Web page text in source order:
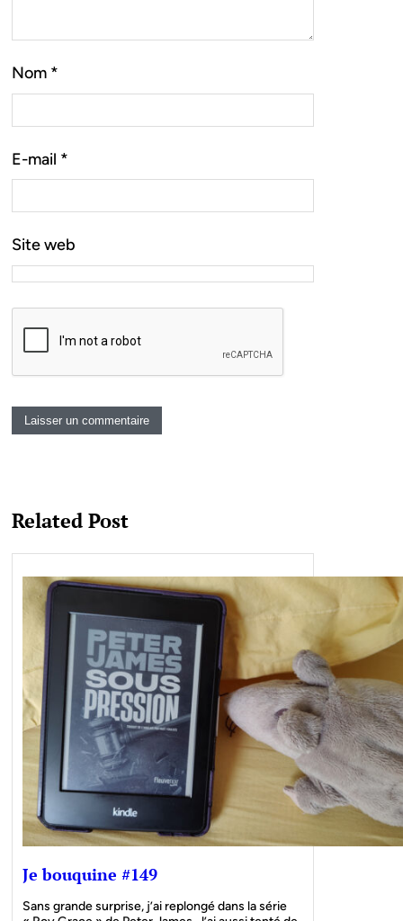
Nom *
E-mail *
Site web
Related Post
Je bouquine #149
Sans grande surprise, j’ai replongé dans la série